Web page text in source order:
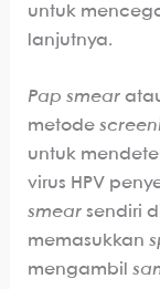
untuk
lanjutnya.
Pap smear
metode
untuk
virus HPV
smear sendiri
memasukkan
mengambil